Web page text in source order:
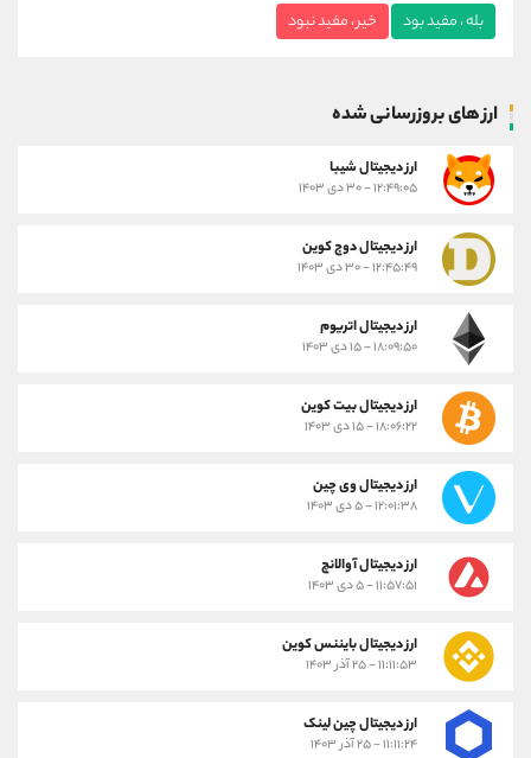
بله ، مفید بود خیر ، مفید نبود
ارز های بروزرسانی شده
ارز ديجيتال شیبا
۱۲:۴۹:۰۵ - ۳۰ دی ۱۴۰۳
ارز دیجیتال دوج کوین
۱۲:۴۵:۴۹ - ۳۰ دی ۱۴۰۳
ارز دیجیتال اتریوم
۱۸:۰۹:۵۰ - ۱۵ دی ۱۴۰۳
ارز دیجیتال بیت کوین
۱۸:۰۶:۲۲ - ۱۵ دی ۱۴۰۳
ارز دیجیتال وی چین
۱۲:۰۱:۳۸ - ۵ دی ۱۴۰۳
ارز دیجیتال آوالانچ
۱۱:۵۷:۵۱ - ۵ دی ۱۴۰۳
ارز دیجیتال بایننس کوین
۱۱:۱۱:۵۳ - ۲۵ آذر ۱۴۰۳
ارز دیجیتال چین لینک
۱۱:۱۱:۲۴ - ۲۵ آذر ۱۴۰۳